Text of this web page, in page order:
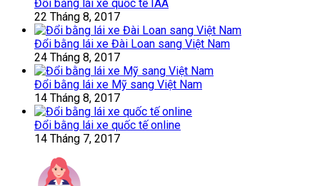
Đổi bằng lái xe quốc tế IAA
22 Tháng 8, 2017
Đổi bằng lái xe Đài Loan sang Việt Nam
24 Tháng 8, 2017
Đổi bằng lái xe Mỹ sang Việt Nam
14 Tháng 8, 2017
Đổi bằng lái xe quốc tế online
14 Tháng 7, 2017